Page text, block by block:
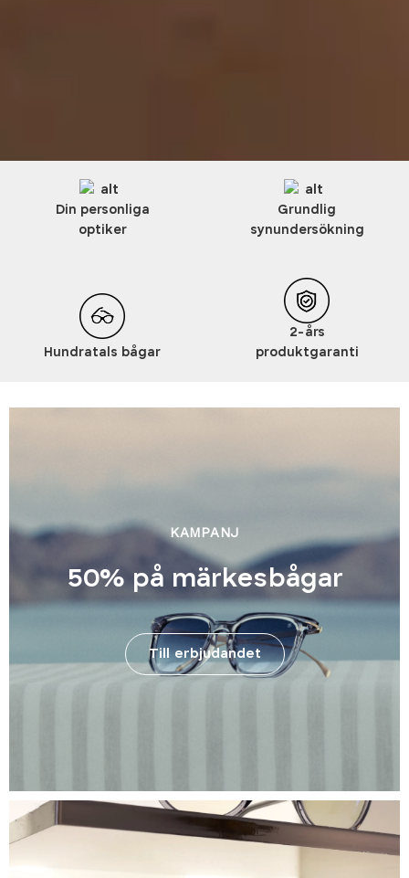
Din personliga
optiker
Grundlig
synundersökning
Hundratals bågar
2-års
produktgaranti
KAMPANJ
50% på märkesbågar
Till erbjudandet